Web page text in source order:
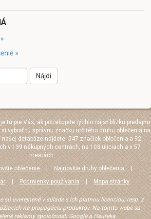
»
Nájdi
tu pre Vás, ak potrebujete rýchlo nájsť blízku predajňu
vybrať tú správnu značku určitého druhu oblečenia na
databáze nájdete: 547 značiek oblečenia a 92
v 139 nákupných centrách, na 103 uliciach a v 57
mestách.
oblečenie | Najnovšie druhy oblečenia
|
| Podmienky používania | Mapa stránky
sú uverejnené v súlade s ich platnou licenciou, resp. z
na propagáciu produktov. Na tomto webe sa
reklamy spoločnosti Google a Heureka.